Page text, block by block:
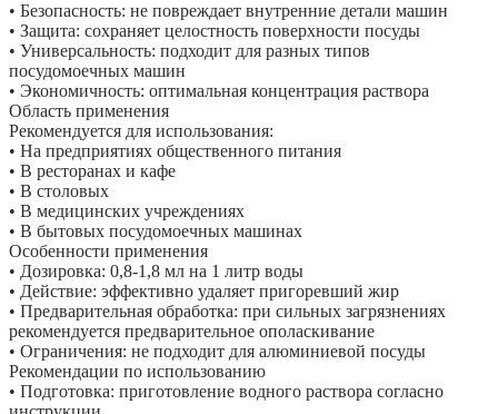
• Безопасность: не повреждает внутренние детали машин
• Защита: сохраняет целостность поверхности посуды
• Универсальность: подходит для разных типов
посудомоечных машин
• Экономичность: оптимальная концентрация раствора
Область применения
Рекомендуется для использования:
• На предприятиях общественного питания
• В ресторанах и кафе
• В столовых
• В медицинских учреждениях
• В бытовых посудомоечных машинах
Особенности применения
• Дозировка: 0,8-1,8 мл на 1 литр воды
• Действие: эффективно удаляет пригоревший жир
• Предварительная обработка: при сильных загрязнениях
рекомендуется предварительное ополаскивание
• Ограничения: не подходит для алюминиевой посуды
Рекомендации по использованию
• Подготовка: приготовление водного раствора согласно